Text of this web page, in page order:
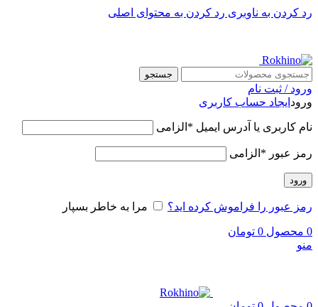
رد کردن به ناوبری رد کردن به محتوای اصلی
جستجو
ورود / ثبت نام
ورود ایجاد حساب کاربری
نام کاربری یا آدرس ایمیل * الزامی
رمز عبور * الزامی
ورود
رمز عبور را فراموش کرده اید؟ مرا به خاطر بسپار
0 محصول 0 تومان
منو